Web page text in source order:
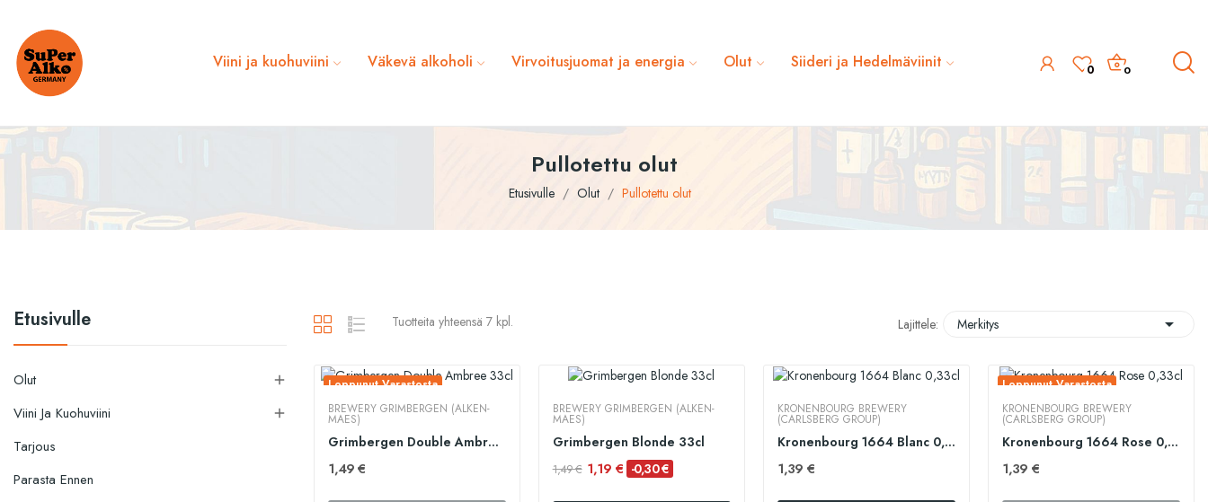
Viini ja kuohuviini Väkevä alkoholi Virvoitusjuomat ja energia Olut Siideri ja Hedelmäviinit 0 0
Pullotettu olut
Etusivulle Olut Pullotettu olut
Etusivulle
Olut 
Viini Ja Kuohuviini 
Tarjous
Parasta Ennen
Tuotteita yhteensä 7 kpl. Lajittele: Merkitys 
Loppunut Varastosta
BREWERY GRIMBERGEN (ALKEN-
MAES)
Grimbergen Double Ambree 33cl
1,49 €
BREWERY GRIMBERGEN (ALKEN-
MAES)
Grimbergen Blonde 33cl
1,49 € 1,19 € -0,30 €
KRONENBOURG BREWERY
(CARLSBERG GROUP)
Kronenbourg 1664 Blanc 0,33cl
1,39 €
Loppunut Varastosta
KRONENBOURG BREWERY
(CARLSBERG GROUP)
Kronenbourg 1664 Rose 0,33cl
1,39 €